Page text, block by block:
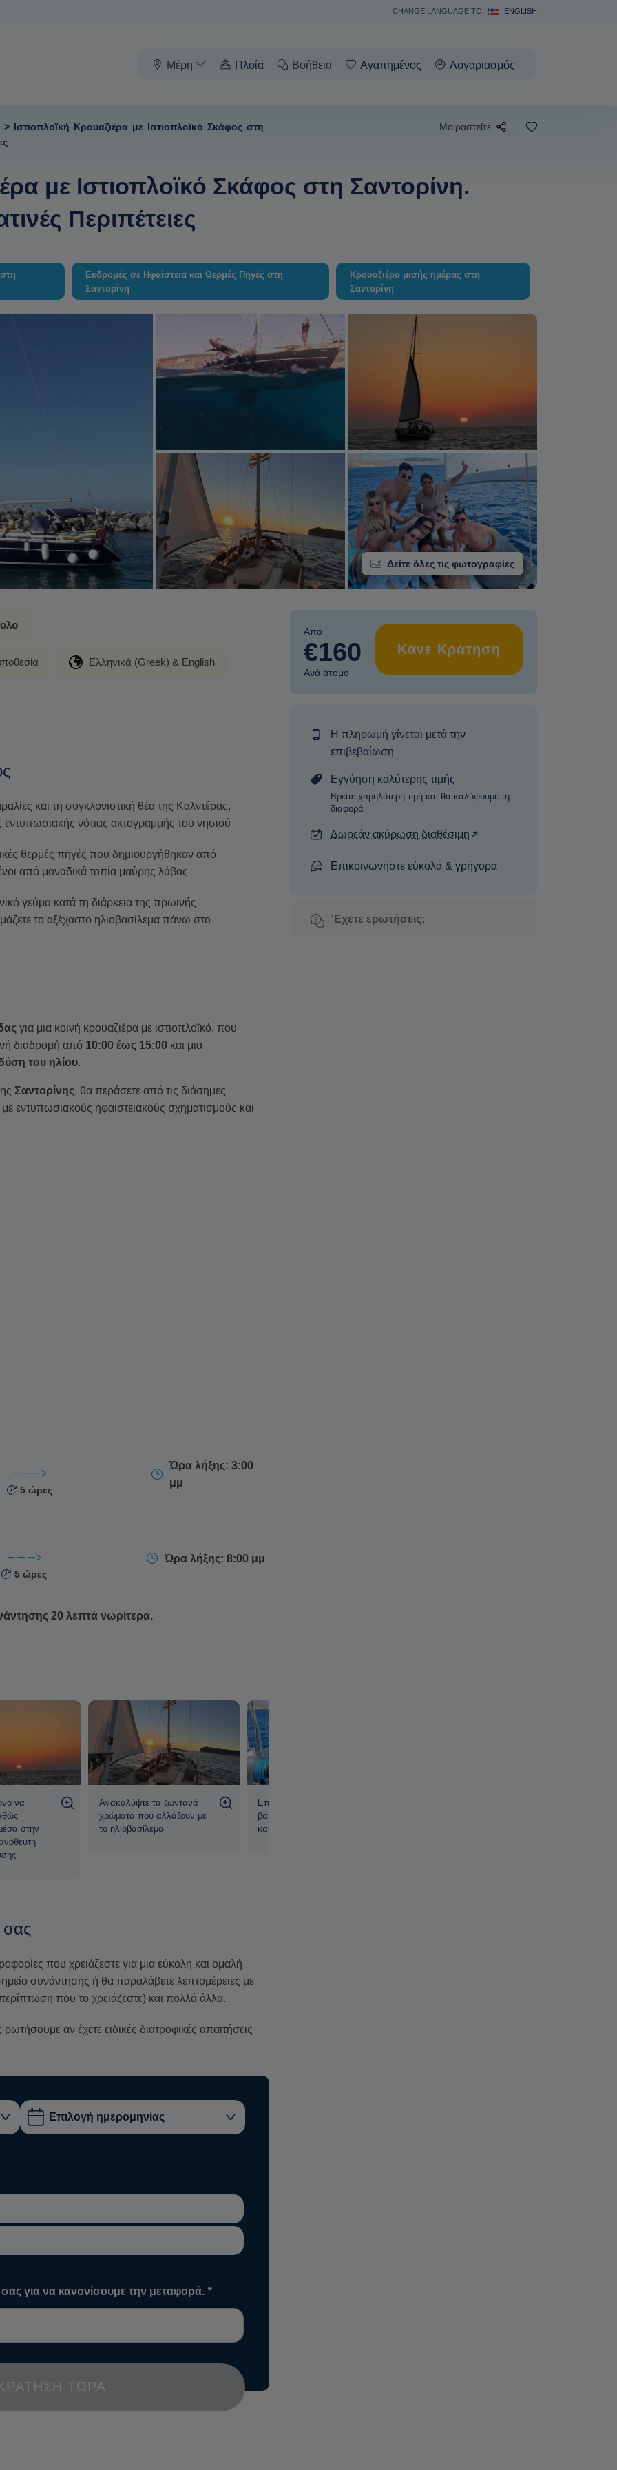
CHANGE LANGUAGE TO: ENGLISH
Μέρη Πλοία Βοήθεια Αγαπημένος Λογαριασμός
> Ιστιοπλοϊκή Κρουαζιέρα με Ιστιοπλοϊκό Σκάφος στη
Μοιραστείτε
με Ιστιοπλοϊκό Σκάφος στη Σαντορίνη.
Περιπέτειες
Εκδρομές σε Ηφαίστεια και Θερμές Πηγές στη
Σαντορίνη
Κρουαζιέρα μισής ημέρας στη
Σαντορίνη
Δείτε όλες τις φωτογραφίες
Ελληνικά (Greek) & English
και τη συγκλονιστική θέα της Καλντέρας,
εντυπωσιακής νότιας ακτογραμμής του νησιού
θερμές πηγές που δημιουργήθηκαν από
από μοναδικά τοπία μαύρης λάβας
γεύμα κατά τη διάρκεια της πρωινής
το αξέχαστο ηλιοβασίλεμα πάνω στο
για μια κοινή κρουαζιέρα με ιστιοπλοϊκό, που
διαδρομή από 10:00 έως 15:00 και μια
του ηλίου.
Σαντορίνης, θα περάσετε από τις διάσημες
με εντυπωσιακούς ηφαιστειακούς σχηματισμούς και
στο
με παραδοσιακό ελληνικό γεύμα είτε τη
σας ή από κοντινό σημείο συνάντησης
5 ώρες
Ώρα λήξης: 3:00
μμ
5 ώρες
Ώρα λήξης: 8:00 μμ
20 λεπτά νωρίτερα.
να
στην
Ανακαλύψτε τα ζωντανά
χρώματα που αλλάζουν με
το ηλιοβασίλεμα
Επιστρέψτε με αναμνήσεις
βαμμένες από ήλιο, αλμύρα
και σιωπηλό θαυμασμό
σας
που χρειάζεστε για μια εύκολη και ομαλή
συνάντησης ή θα παραλάβετε λεπτομέρειες με
που το χρειάζεστε) και πολλά άλλα.
αν έχετε ειδικές διατροφικές απαιτήσεις
για να κανονίσουμε την μεταφορά. *
ΤΏΡΑ
Από
€160
Ανά άτομο
Κάνε Κράτηση
Η πληρωμή γίνεται μετά την
επιβεβαίωση
Εγγύηση καλύτερης τιμής
Βρείτε χαμηλότερη τιμή και θα καλύψουμε τη
διαφορά
Δωρεάν ακύρωση διαθέσιμη
Επικοινωνήστε εύκολα & γρήγορα
'Εχετε ερωτήσεις;